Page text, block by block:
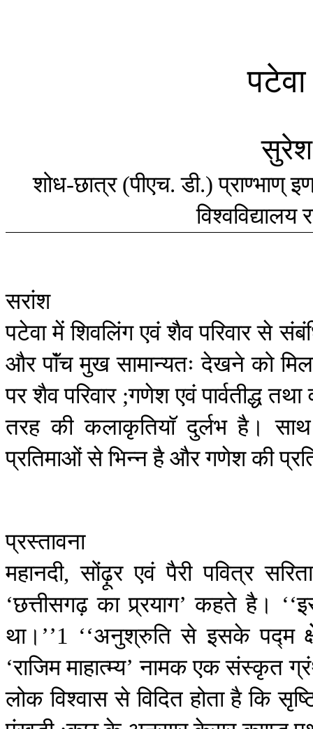
पटेवा
सुरेश
शोध-छात्र(पीएच.डी.)प्राण्भाण्
विश्वविद्यालय
सरांश
पटेवा में शिवलिंग एवं शैव परिवार से
और पाॅंच मुख सामान्यतः देखने को
परशैवपरिवार;गणेशएवंपार्वतीद्ध तथा
तरह की कलाकृतियाॅ दुर्लभ है। साथ
प्रतिमाओंसेभिन्नहैऔरगणेशकी
प्रस्तावना
महानदी,सोंढ़ूर एवं पैरी पवित्र
‘छत्तीसगढ़ का प्र्रयाग’कहते है। ‘‘
था। ’’1 ‘‘अनुश्रुति से इसके पद्म
‘राजिममाहात्म्य’नामकएकसंस्कृत
लोक विश्वास से विदित होता है कि